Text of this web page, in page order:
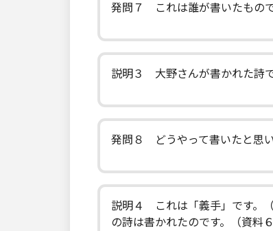
発問７ これは誰が書いたもの
説明３ 大野さんが書かれた詩で
発問８ どうやって書いたと思い
説明４ これは「義手」です。
の詩は書かれたのです。（資料